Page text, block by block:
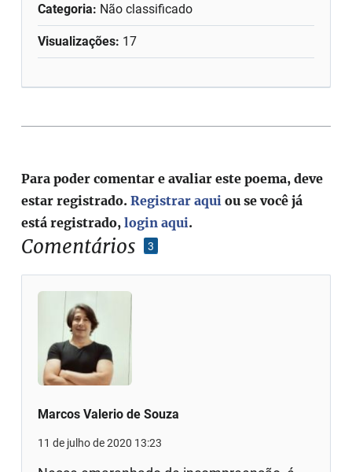
Categoria: Não classificado
Visualizações: 17
Comentários 3
Marcos Valerio de Souza
11 de julho de 2020 13:23
Para poder comentar e avaliar este poema, deve
estar registrado.Registrar aqui ou se você já
está registrado,login aqui.